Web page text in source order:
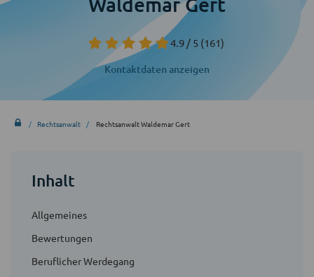
4.9 / 5(161)
Kontaktdaten anzeigen
Rechtsanwalt Rechtsanwalt Waldemar Gert
Inhalt
Allgemeines
Bewertungen
Beruflicher Werdegang